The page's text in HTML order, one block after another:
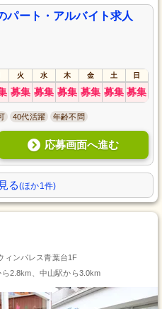
パート・アルバイト求人
火 水 木 金 土 日
募集 募集 募集 募集 募集 募集
40代活躍 年齢不問
応募画面へ進む
る(ほか1件)
ィンパレス青葉台1F
2.8km、中山駅から3.0km